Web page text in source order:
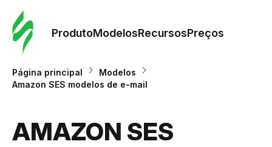
ProdutoModelosRecursosPreços
Página principal
Modelos
Amazon SES modelos de e-mail
AMAZON SES